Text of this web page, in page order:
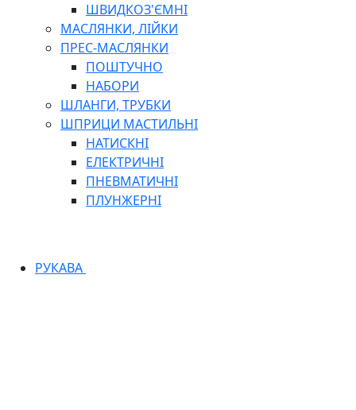
ШВИДКОЗ'ЄМНІ
МАСЛЯНКИ, ЛІЙКИ
ПРЕС-МАСЛЯНКИ
ПОШТУЧНО
НАБОРИ
ШЛАНГИ, ТРУБКИ
ШПРИЦИ МАСТИЛЬНІ
НАТИСКНІ
ЕЛЕКТРИЧНІ
ПНЕВМАТИЧНІ
ПЛУНЖЕРНІ
РУКАВА